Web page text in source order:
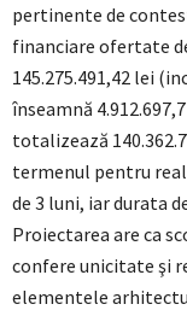
pertinente de
financiare ofertate
145.275.491,42 lei
înseamnă
totalizează
termenul pentru
de 3 luni, iar durata
Proiectarea are ca
confere unicitate şi
elementele